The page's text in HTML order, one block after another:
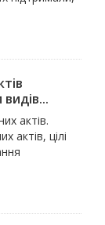
актів.
актів, цілі